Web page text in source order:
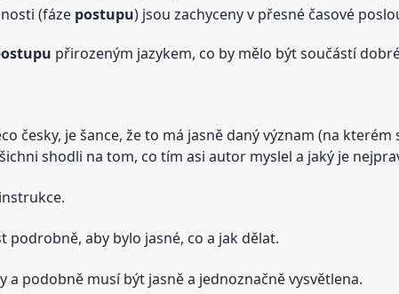
(fáze postupu) jsou zachyceny v přesné časové
přirozeným jazykem, co by mělo být součástí
česky, je šance, že to má jasně daný význam (na
shodli na tom, co tím asi autor myslel a jaký je
aby bylo jasné, co a jak dělat.
a podobně musí být jasně a jednoznačně vysvětlena.